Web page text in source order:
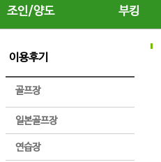
조인/양도 부킹
이용후기
골프장
일본골프장
연습장